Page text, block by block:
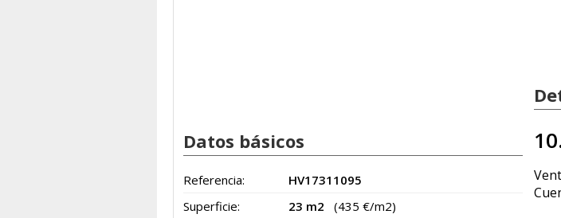
Datos básicos
Referencia:
HV17311095
Superficie:
23 m2
(435 €/m2)